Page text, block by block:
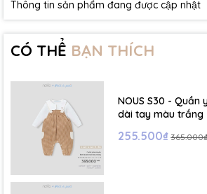
Thông tin sản phẩm đang được cập nhật
CÓ THỂ BẠN THÍCH
NOUS S30 - Quần
dài tay màu trắng
255.500₫